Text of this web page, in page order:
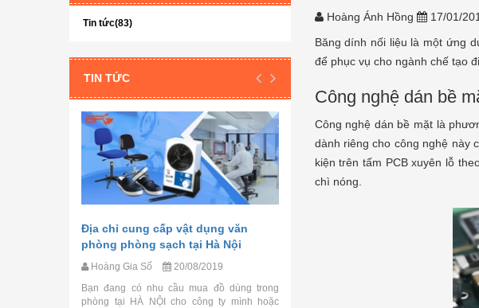
Tin tức(83)
TIN TỨC
Địa chỉ cung cấp vật dụng văn
phòng phòng sạch tại Hà Nội
Hoàng Gia Số
20/08/2019
Bạn đang có nhu cầu mua đồ dùng trong
phòng tại HÀ NỘI cho công ty mình hoặc
Hoàng Ánh Hồng
17/01/
Băng dính nối liệu là một ứng
để phục vụ cho ngành chế tạo
Công nghệ dán bề
Công nghệ dán bề mặt là
dành riêng cho công nghệ này
kiện trên tấm PCB xuyên lỗ
chì nóng.